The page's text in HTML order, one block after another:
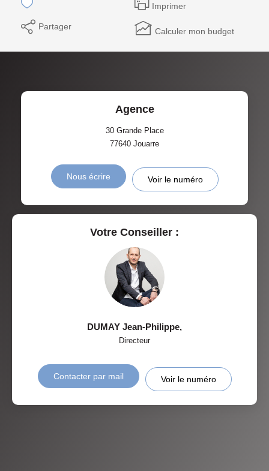
Imprimer
Partager Calculer mon budget
Agence
30 Grande Place
77640 Jouarre
Nous écrire Voir le numéro
Votre Conseiller :
DUMAY Jean-Philippe,
Directeur
Contacter par mail Voir le numéro